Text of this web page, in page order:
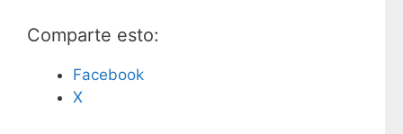
Comparte esto:
Facebook
X